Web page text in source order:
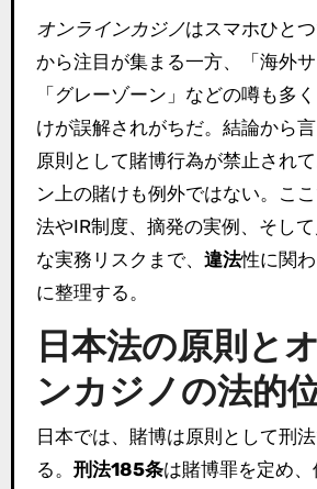
オンラインカジノはスマホひと
から注目が集まる一方、「海外サ
「グレーゾーン」などの噂も多
けが誤解されがちだ。結論から
原則として賭博行為が禁止され
ン上の賭けも例外ではない。こ
法やIR制度、摘発の実例、そし
な実務リスクまで、 違法性に関
に整理する。
日本法の原則と
ンカジノの法的
日本では、賭博は原則として刑
る。 刑法185条は賭博罪を定め、